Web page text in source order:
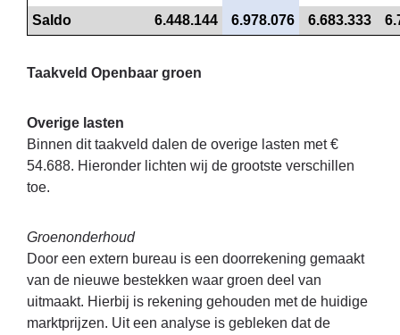
Saldo
6.448.144 6.978.076 6.683.333
Taakveld Openbaar groen
Overige lasten
Binnen dit taakveld dalen de overige lasten met €
54.688. Hieronder lichten wij de grootste verschillen
toe.
Groenonderhoud
Door een extern bureau is een doorrekening gemaakt
van de nieuwe bestekken waar groen deel van
uitmaakt. Hierbij is rekening gehouden met de huidige
marktprijzen. Uit een analyse is gebleken dat de